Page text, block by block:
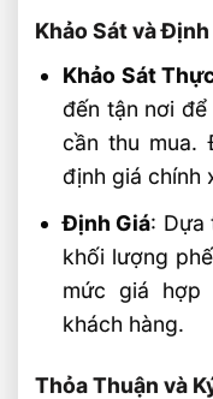
Khảo Sát và Định
Khảo Sát
đến tận nơi
cần thu mua.
định giá chính
Định Giá: Dựa
khối lượng
mức giá hợp
khách hàng.
Thỏa Thuận và